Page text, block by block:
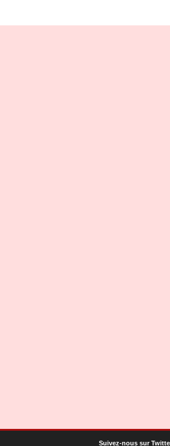
Suivez-nous sur